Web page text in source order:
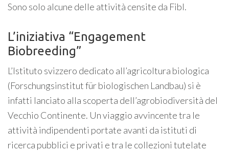
Sono solo alcune delle attività censite da Fibl.
L’iniziativa “Engagement
Biobreeding”
L’Istituto svizzero dedicato all’agricoltura biologica
(Forschungsinstitut für biologischen Landbau) si è
infatti lanciato alla scoperta dell’agrobiodiversità del
Vecchio Continente. Un viaggio avvincente tra le
attività indipendenti portate avanti da istituti di
ricerca pubblici e privati e tra le collezioni tutelate